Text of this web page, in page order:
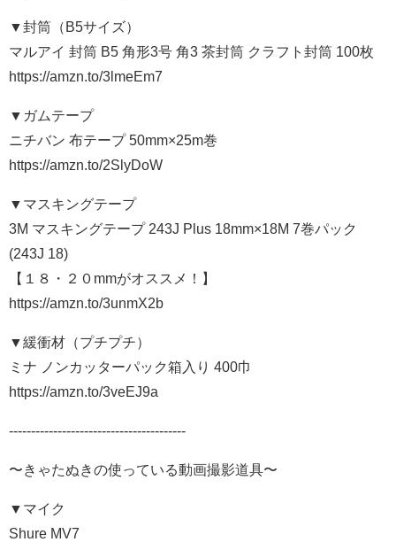
▼封筒（B5サイズ）
マルアイ 封筒 B5 角形3号 角3 茶封筒 クラフト封筒 100枚
https://amzn.to/3lmeEm7
▼ガムテープ
ニチバン 布テープ 50mm×25m巻
https://amzn.to/2SlyDoW
▼マスキングテープ
3M マスキングテープ 243J Plus 18mm×18M 7巻パック
(243J 18)
【１８・２０mmがオススメ！】
https://amzn.to/3unmX2b
▼緩衝材（プチプチ）
ミナ ノンカッターパック箱入り 400巾
https://amzn.to/3veEJ9a
----------------------------------------
〜きゃたぬきの使っている動画撮影道具〜
▼マイク
Shure MV7